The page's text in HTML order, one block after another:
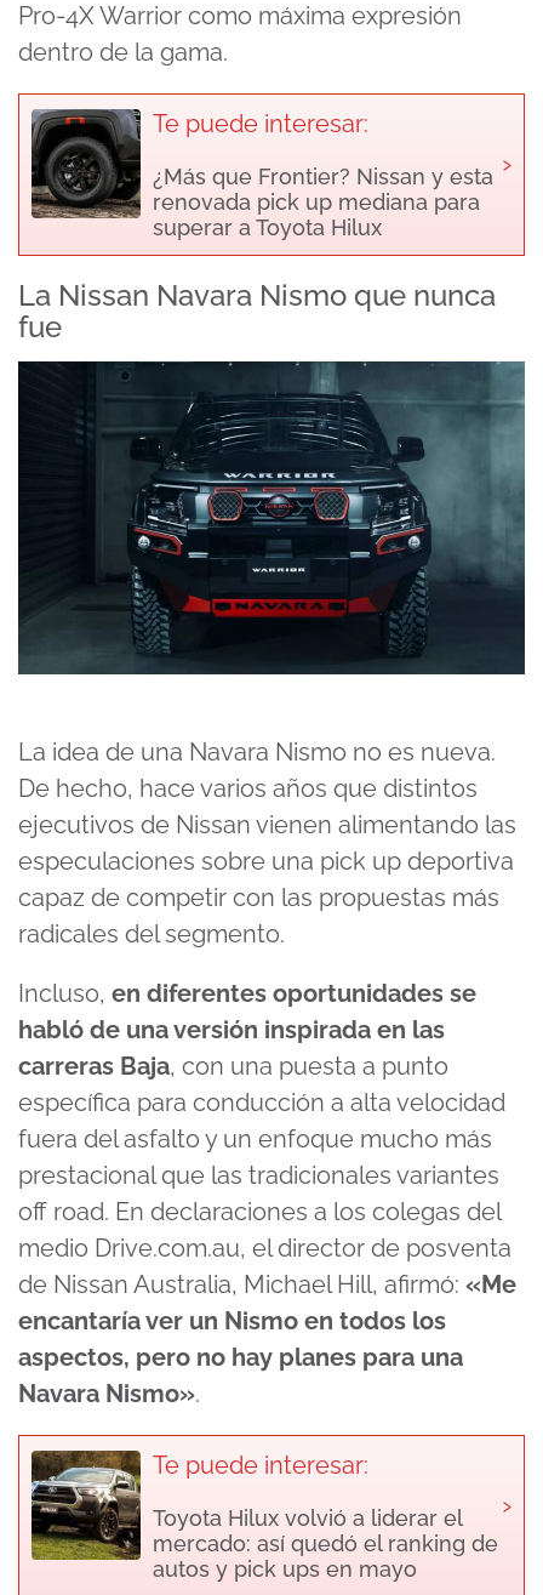
Pro-4X Warrior como máxima expresión
dentro de la gama.
Te puede interesar:
¿Más que Frontier? Nissan y esta
renovada pick up mediana para
superar a Toyota Hilux
›
La Nissan Navara Nismo que nunca
fue
La idea de una Navara Nismo no es nueva.
De hecho, hace varios años que distintos
ejecutivos de Nissan vienen alimentando las
especulaciones sobre una pick up deportiva
capaz de competir con las propuestas más
radicales del segmento.
Incluso, en diferentes oportunidades se
habló de una versión inspirada en las
carreras Baja, con una puesta a punto
específica para conducción a alta velocidad
fuera del asfalto y un enfoque mucho más
prestacional que las tradicionales variantes
off road. En declaraciones a los colegas del
medio Drive.com.au, el director de posventa
de Nissan Australia, Michael Hill, afirmó: «Me
encantaría ver un Nismo en todos los
aspectos, pero no hay planes para una
Navara Nismo».
Te puede interesar:
Toyota Hilux volvió a liderar el
mercado: así quedó el ranking de
autos y pick ups en mayo
›